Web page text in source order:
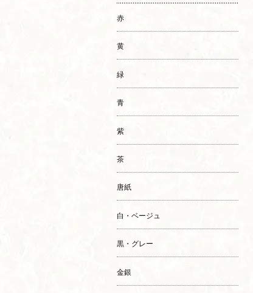
赤
黄
緑
青
紫
茶
唐紙
白・ベージュ
黒・グレー
金銀